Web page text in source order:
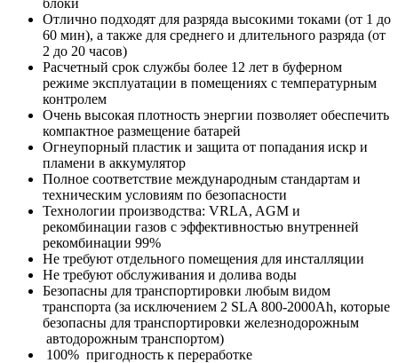
Отлично подходят для разряда высокими токами (от 1 до
60 мин), а также для среднего и длительного разряда (от
2 до 20 часов)
Расчетный срок службы более 12 лет в буферном
режиме эксплуатации в помещениях с температурным
контролем
Очень высокая плотность энергии позволяет обеспечить
компактное размещение батарей
Огнеупорный пластик и защита от попадания искр и
пламени в аккумулятор
Полное соответствие международным стандартам и
техническим условиям по безопасности
Технологии производства: VRLA, AGM и
рекомбинации газов с эффективностью внутренней
рекомбинации 99%
Не требуют отдельного помещения для инсталляции
Не требуют обслуживания и долива воды
Безопасны для транспортировки любым видом
транспорта (за исключением 2 SLA 800-2000Ah, которые
безопасны для транспортировки железнодорожным
автодорожным транспортом)
100% пригодность к переработке